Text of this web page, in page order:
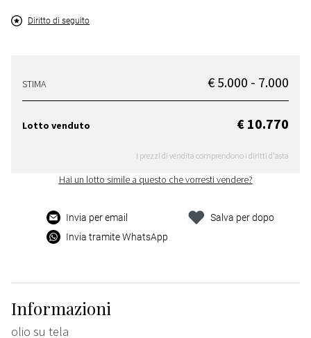
Diritto di seguito
STIMA € 5.000 - 7.000
Lotto venduto € 10.770
I prezzi di vendita comprendono i diritti d'asta
Hai un lotto simile a questo che vorresti vendere?
Invia per email
Invia tramite WhatsApp
Salva per dopo
Informazioni
olio su tela